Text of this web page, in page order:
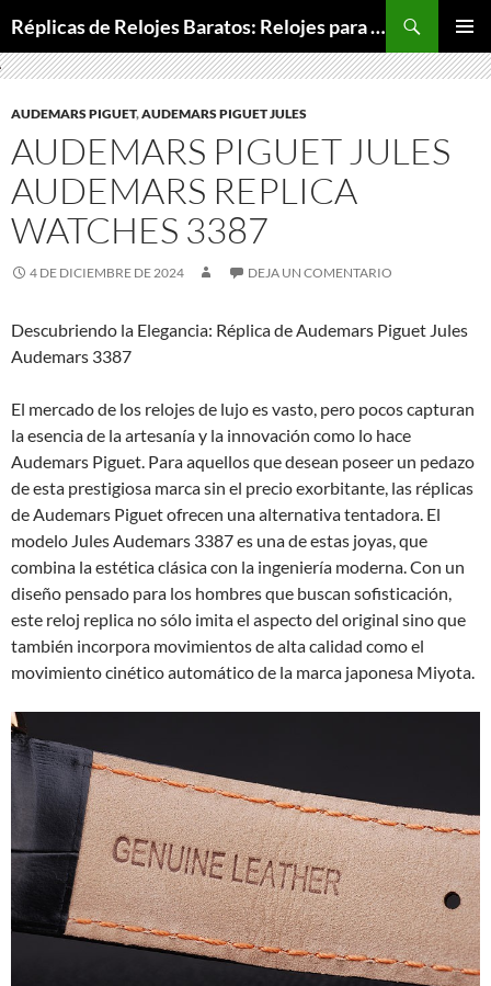
Réplicas de Relojes Baratos: Relojes para Todos los Bolsillos, Relojes de Lujo a Precios Bajos
MENÚ
AL
AUDEMARS PIGUET,AUDEMARS PIGUET JULES
AUDEMARS PIGUET JULES
AUDEMARS REPLICA
WATCHES 3387
4 DE DICIEMBRE DE 2024 DEJA UN COMENTARIO
Descubriendo la Elegancia: Réplica de Audemars Piguet Jules
Audemars 3387
El mercado de los relojes de lujo es vasto, pero pocos capturan
la esencia de la artesanía y la innovación como lo hace
Audemars Piguet. Para aquellos que desean poseer un pedazo
de esta prestigiosa marca sin el precio exorbitante, las réplicas
de Audemars Piguet ofrecen una alternativa tentadora. El
modelo Jules Audemars 3387 es una de estas joyas, que
combina la estética clásica con la ingeniería moderna. Con un
diseño pensado para los hombres que buscan sofisticación,
este reloj replica no sólo imita el aspecto del original sino que
también incorpora movimientos de alta calidad como el
movimiento cinético automático de la marca japonesa Miyota.